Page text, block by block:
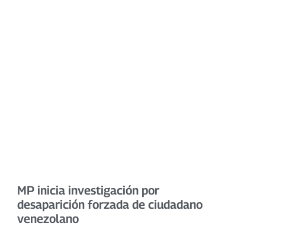
MP inicia investigación por
desaparición forzada de ciudadano
venezolano